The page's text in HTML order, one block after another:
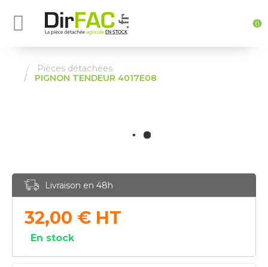
0
Pièces détachées
PIGNON TENDEUR 4017E08
Livraison en 48h
32,00 € HT
En stock